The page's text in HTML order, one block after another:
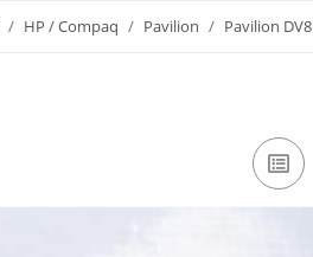
HP / Compaq Pavilion Pavilion DV8